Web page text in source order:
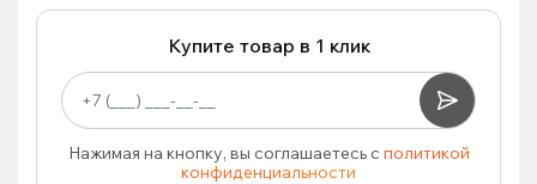
Купите товар в 1 клик
Нажимая на кнопку, вы соглашаетесь с политикой
конфиденциальности